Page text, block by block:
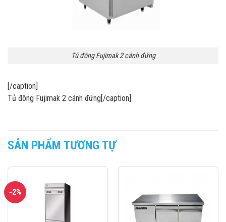
Tủ đông Fujimak 2 cánh đứng
[/caption]
Tủ đông Fujimak 2 cánh đứng[/caption]
SẢN PHẨM TƯƠNG TỰ
-2%